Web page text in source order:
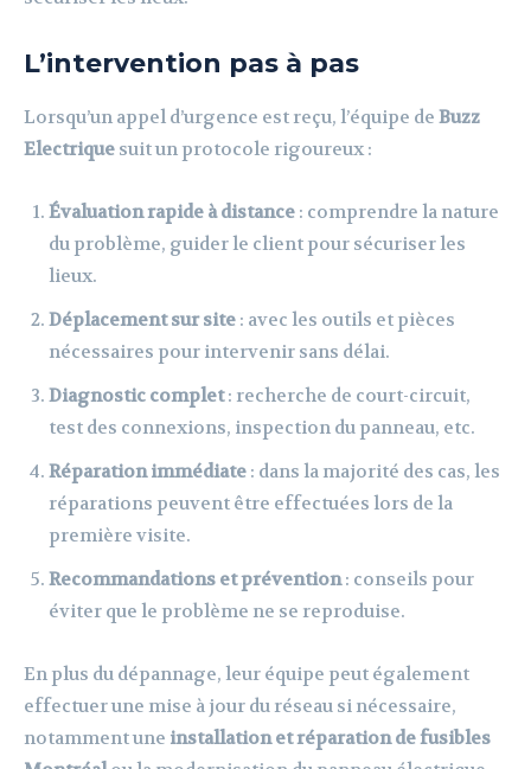
L’intervention pas à pas
Lorsqu’un appel d’urgence est reçu, l’équipe de Buzz
Electrique suit un protocole rigoureux :
Évaluation rapide à distance : comprendre la nature
du problème, guider le client pour sécuriser les
lieux.
Déplacement sur site : avec les outils et pièces
nécessaires pour intervenir sans délai.
Diagnostic complet: recherche de court-circuit,
test des connexions, inspection du panneau, etc.
Réparation immédiate : dans la majorité des cas, les
réparations peuvent être effectuées lors de la
première visite.
Recommandations et prévention: conseils pour
éviter que le problème ne se reproduise.
En plus du dépannage, leur équipe peut également
effectuer une mise à jour du réseau si nécessaire,
notamment une installation et réparation de fusibles